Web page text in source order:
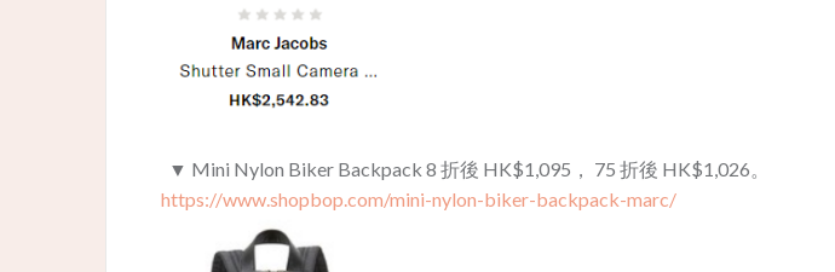
▼ Mini Nylon Biker Backpack 8 折後 HK$1,095， 75 折後 HK$1,026。
https://www.shopbop.com/mini-nylon-biker-backpack-marc/